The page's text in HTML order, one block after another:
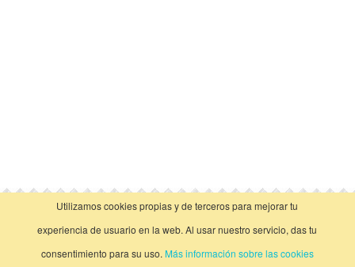
Utilizamos cookies propias y de terceros para mejorar tu
experiencia de usuario en la web. Al usar nuestro servicio, das tu
consentimiento para su uso. Más información sobre las cookies
vista clásica